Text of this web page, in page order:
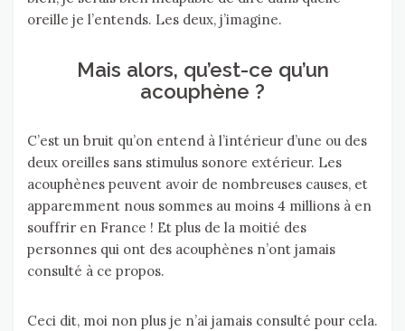
oreille je l’entends. Les deux, j’imagine.
Mais alors, qu’est-ce qu’un
acouphène ?
C’est un bruit qu’on entend à l’intérieur d’une ou des
deux oreilles sans stimulus sonore extérieur. Les
acouphènes peuvent avoir de nombreuses causes, et
apparemment nous sommes au moins 4 millions à en
souffrir en France ! Et plus de la moitié des
personnes qui ont des acouphènes n’ont jamais
consulté à ce propos.
Ceci dit, moi non plus je n’ai jamais consulté pour cela.